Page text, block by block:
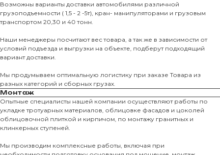
Возможны варианты доставки автомобилями различной
грузоподъемности ( 1,5 - 2 -5т), кран- манипуляторами и грузовым
транспортом 20,30 и 40 тонн.
Наши менеджеры посчитают вес товара, а так же в зависимости от
условий подъезда и выгрузки на объекте, подберут подходящий
вариант доставки.
Мы продумываем оптимальную логистику при заказе Товара из
разных категорий и сборных грузах.
Монтаж
Опытные специалисты нашей компании осуществляют работы по
укладке тротуарных материалов, облицовке фасадов и цоколей
облицовочной плиткой и кирпичом, по монтажу гранитных и
клинкерных ступеней.
Мы производим комплексные работы, включая при
О КОМПАНИИ